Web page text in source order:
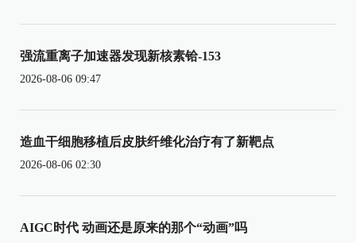
强流重离子加速器发现新核素铪-153
2026-08-06 09:47
造血干细胞移植后皮肤纤维化治疗有了新靶点
2026-08-06 02:30
AIGC时代 动画还是原来的那个“动画”吗